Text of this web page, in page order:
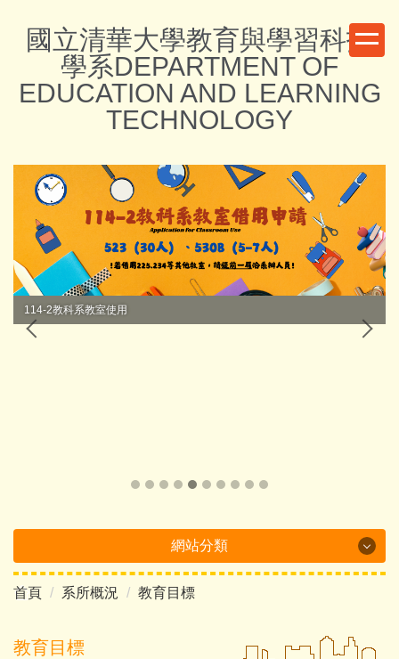
內
國立清華大學教育與學習科技
學系DEPARTMENT OF
EDUCATION AND LEARNING
TECHNOLOGY
114-2教科系教室使用
網站分類
Department Brochure
最新消息
首頁 系所概況 教育目標
教育目標